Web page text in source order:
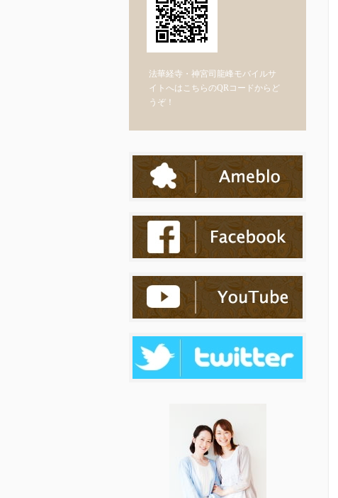
法華経寺・神宮司龍峰モバイルサ
イトへはこちらのQRコードからど
うぞ！